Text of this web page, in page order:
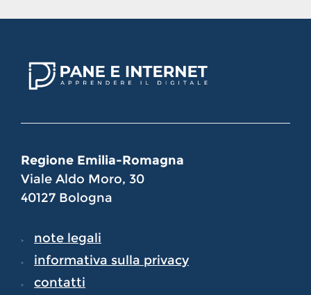
Regione Emilia-Romagna
Viale Aldo Moro, 30
40127 Bologna
note legali
informativa sulla privacy
contatti